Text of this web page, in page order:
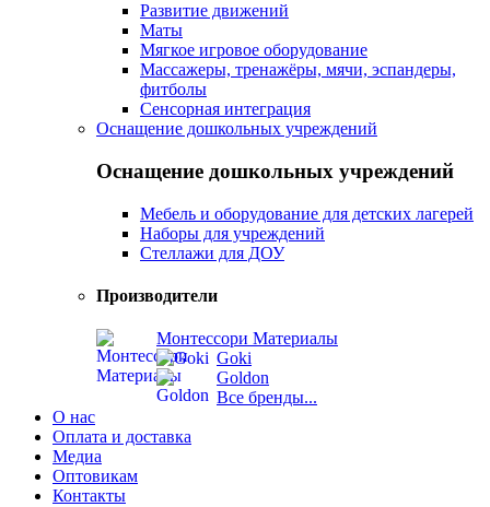
Развитие движений
Маты
Мягкое игровое оборудование
Массажеры, тренажёры, мячи, эспандеры,
фитболы
Сенсорная интеграция
Оснащение дошкольных учреждений
Оснащение дошкольных учреждений
Мебель и оборудование для детских лагерей
Наборы для учреждений
Стеллажи для ДОУ
Производители
Монтессори Материалы
Goki
Goldon
Все бренды...
О нас
Оплата и доставка
Медиа
Оптовикам
Контакты